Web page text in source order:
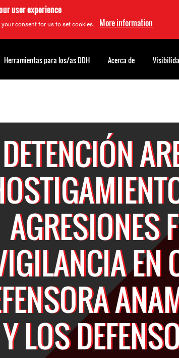
user experience
consent for us to set cookies. More information
DETENCIÓN
AGRESIONES
EN
Y LOS
Herramientas para los/as DDH Acerca de